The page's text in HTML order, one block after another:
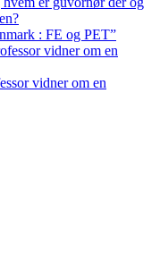
: FE og PET”
vidner om en
vidner om en